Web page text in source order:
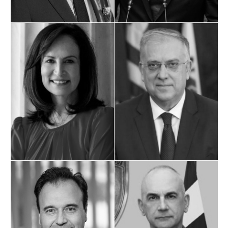
Thomas Jensen
Non-Executive Director & Former
CEO of Milestone Systems
Κυριάκος Πιερρακάκης
Υπουργός Εθνικής Οικονομίας
και Οικονομικών
Άννα Διαμαντοπούλου
Υπεύθυνη Πολιτικού
Σχεδιασμού ΠΑΣΟΚ ΚΙΝΑΛ και
πρώην Επίτροπος της ΕΕ
Υπεύθυνη Πολιτικού Σχεδιασμού ΠΑΣΟΚ
ΚΙΝΑΛ και πρώην Επίτροπος της ΕΕ
Τάκης Θεοδωρικάκος
Υπουργός Ανάπτυξης
Υπουργός Ανάπτυξης
Βιογραφικό
Δημήτρης Παπαστεργίου
Υπουργός Ψηφιακής Διακυβέρνησης
Βιογραφικό
Στρατηγός Δημήτριος Χούπης
Αρχηγός Γενικού Επιτελείου Εθνικής
Άμυνας (ΓΕΕΘΑ)